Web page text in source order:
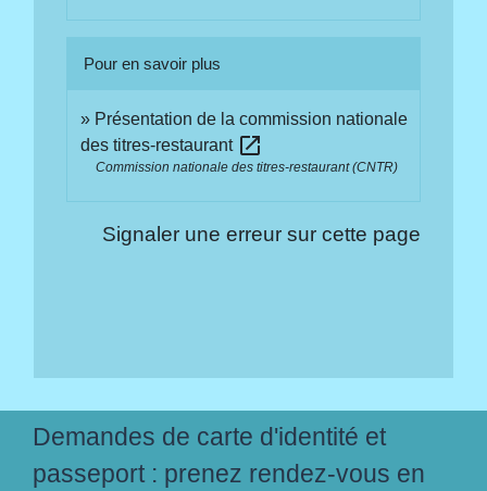
Pour en savoir plus
Présentation de la commission nationale
des titres-restaurant open_in_new
Commission nationale des titres-restaurant (CNTR)
Signaler une erreur sur cette page
Demandes de carte d'identité et
passeport : prenez rendez-vous en